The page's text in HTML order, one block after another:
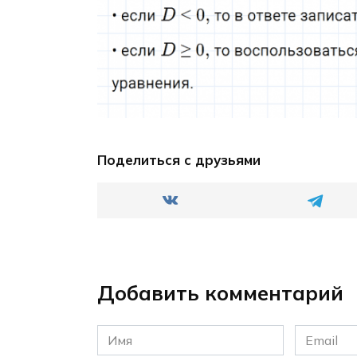
Поделиться с друзьями
Добавить комментарий
Имя
*
Email
*